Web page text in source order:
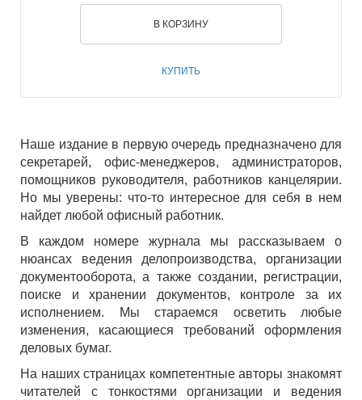
В КОРЗИНУ
КУПИТЬ
Наше издание в первую очередь предназначено для
секретарей, офис-менеджеров, администраторов,
помощников руководителя, работников канцелярии.
Но мы уверены: что-то интересное для себя в нем
найдет любой офисный работник.
В каждом номере журнала мы рассказываем о
нюансах ведения делопроизводства, организации
документооборота, а также создании, регистрации,
поиске и хранении документов, контроле за их
исполнением. Мы стараемся осветить любые
изменения, касающиеся требований оформления
деловых бумаг.
На наших страницах компетентные авторы знакомят
читателей с тонкостями организации и ведения